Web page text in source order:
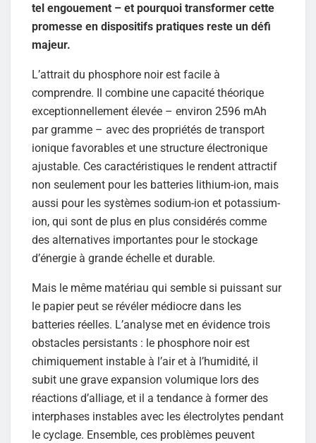
tel engouement – et pourquoi transformer cette
promesse en dispositifs pratiques reste un défi
majeur.
L’attrait du phosphore noir est facile à
comprendre. Il combine une capacité théorique
exceptionnellement élevée – environ 2596 mAh
par gramme – avec des propriétés de transport
ionique favorables et une structure électronique
ajustable. Ces caractéristiques le rendent attractif
non seulement pour les batteries lithium-ion, mais
aussi pour les systèmes sodium-ion et potassium-
ion, qui sont de plus en plus considérés comme
des alternatives importantes pour le stockage
d’énergie à grande échelle et durable.
Mais le même matériau qui semble si puissant sur
le papier peut se révéler médiocre dans les
batteries réelles. L’analyse met en évidence trois
obstacles persistants : le phosphore noir est
chimiquement instable à l’air et à l’humidité, il
subit une grave expansion volumique lors des
réactions d’alliage, et il a tendance à former des
interphases instables avec les électrolytes pendant
le cyclage. Ensemble, ces problèmes peuvent